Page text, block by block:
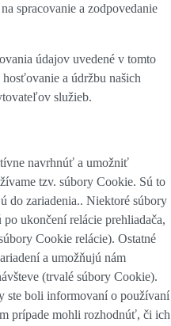
spracovanie a zodpovedanie
údajov uvedené v tomto
a údržbu našich
služieb.
navrhnúť a umožniť
tzv. súbory Cookie. Sú to
do zariadenia.. Niektoré súbory
ukončení relácie prehliadača,
Cookie relácie). Ostatné
a umožňujú nám
(trvalé súbory Cookie).
ste boli informovaní o používaní
prípade mohli rozhodnúť, či ich